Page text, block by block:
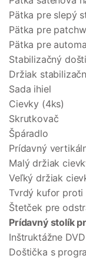
Pätka pre slepý
Pätka pre
Pätka pre
Stabilizačný
Držiak
Sada ihiel
Cievky (4ks)
Skrutkovač
Špáradlo
Prídavný
Malý držiak
Veľký držiak
Tvrdý kufor proti
Štetček pre
Prídavný stolík
Inštruktážne DVD
Doštička s